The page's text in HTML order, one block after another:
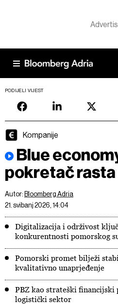
PODIJELI VIJEST
Kompanije
Blue
pokretač
Autor: Bloomberg Adria
21. svibanj 2026, 14:04
Digitalizacija i održivost
konkurentnosti pomorskog
Pomorski promet bilježi
kvalitativno unaprjeđenje
PBZ kao strateški financijski
logistički sektor